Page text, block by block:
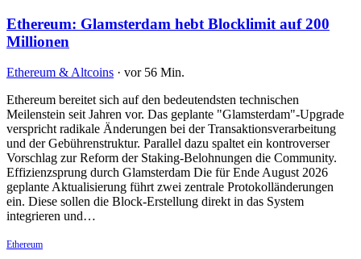
Ethereum: Glamsterdam hebt Blocklimit auf 200
Millionen
Ethereum & Altcoins · vor 56 Min.
Ethereum bereitet sich auf den bedeutendsten technischen
Meilenstein seit Jahren vor. Das geplante "Glamsterdam"-Upgrade
verspricht radikale Änderungen bei der Transaktionsverarbeitung
und der Gebührenstruktur. Parallel dazu spaltet ein kontroverser
Vorschlag zur Reform der Staking-Belohnungen die Community.
Effizienzsprung durch Glamsterdam Die für Ende August 2026
geplante Aktualisierung führt zwei zentrale Protokolländerungen
ein. Diese sollen die Block-Erstellung direkt in das System
integrieren und…
Ethereum